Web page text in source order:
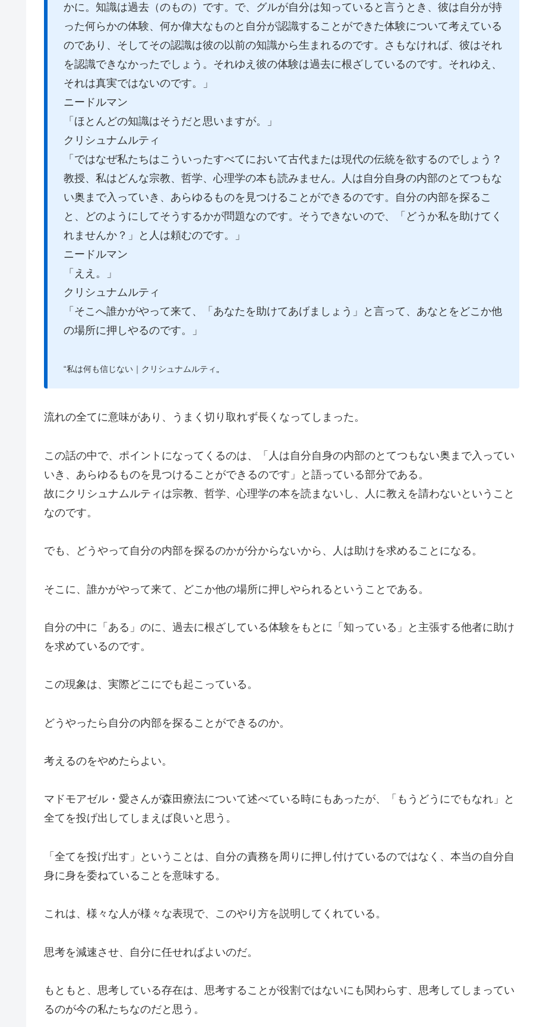
かに。知識は過去（のもの）です。で、グルが自分は知っていると言うとき、彼は自分が持
った何らかの体験、何か偉大なものと自分が認識することができた体験について考えている
のであり、そしてその認識は彼の以前の知識から生まれるのです。さもなければ、彼はそれ
を認識できなかったでしょう。それゆえ彼の体験は過去に根ざしているのです。それゆえ、
それは真実ではないのです。」
ニードルマン
「ほとんどの知識はそうだと思いますが。」
クリシュナムルティ
「ではなぜ私たちはこういったすべてにおいて古代または現代の伝統を欲するのでしょう？
教授、私はどんな宗教、哲学、心理学の本も読みません。人は自分自身の内部のとてつもな
い奥まで入っていき、あらゆるものを見つけることができるのです。自分の内部を探るこ
と、どのようにしてそうするかが問題なのです。そうできないので、「どうか私を助けてく
れませんか？」と人は頼むのです。」
ニードルマン
「ええ。」
クリシュナムルティ
「そこへ誰かがやって来て、「あなたを助けてあげましょう」と言って、あなとをどこか他
の場所に押しやるのです。」
“私は何も信じない｜クリシュナムルティ„
流れの全てに意味があり、うまく切り取れず長くなってしまった。
この話の中で、ポイントになってくるのは、「人は自分自身の内部のとてつもない奥まで入ってい
いき、あらゆるものを見つけることができるのです」と語っている部分である。
故にクリシュナムルティは宗教、哲学、心理学の本を読まないし、人に教えを請わないということ
なのです。
でも、どうやって自分の内部を探るのかが分からないから、人は助けを求めることになる。
そこに、誰かがやって来て、どこか他の場所に押しやられるということである。
自分の中に「ある」のに、過去に根ざしている体験をもとに「知っている」と主張する他者に助け
を求めているのです。
この現象は、実際どこにでも起こっている。
どうやったら自分の内部を探ることができるのか。
考えるのをやめたらよい。
マドモアゼル・愛さんが森田療法について述べている時にもあったが、「もうどうにでもなれ」と
全てを投げ出してしまえば良いと思う。
「全てを投げ出す」ということは、自分の責務を周りに押し付けているのではなく、本当の自分自
身に身を委ねていることを意味する。
これは、様々な人が様々な表現で、このやり方を説明してくれている。
思考を減速させ、自分に任せればよいのだ。
もともと、思考している存在は、思考することが役割ではないにも関わらす、思考してしまってい
るのが今の私たちなのだと思う。